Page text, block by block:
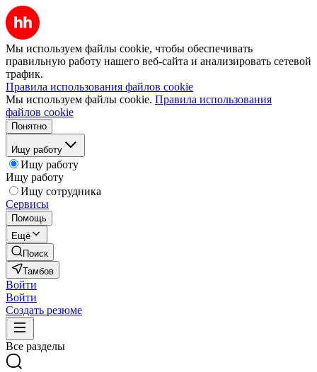
Мы используем файлы cookie, чтобы обеспечивать
правильную работу нашего веб-сайта и анализировать сетевой
трафик.
Правила использования файлов cookie
Мы используем файлы cookie. Правила использования
файлов cookie
Понятно
Ищу работу
Ищу работу
Ищу работу
Ищу сотрудника
Сервисы
Помощь
Ещё
Поиск
Тамбов
Войти
Войти
Создать резюме
Все разделы